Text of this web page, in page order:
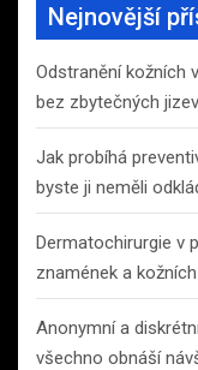
Nejnovější
Odstranění kožních
bez zbytečných jizev
Jak probíhá
byste ji neměli
Dermatochirurgie v
znamének a
Anonymní a
všechno obnáší